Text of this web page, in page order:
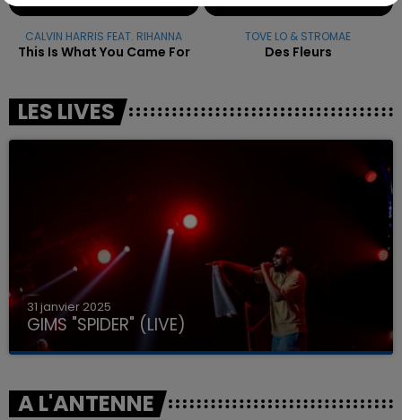
CALVIN HARRIS FEAT. RIHANNA
This Is What You Came For
TOVE LO & STROMAE
Des Fleurs
LES LIVES
31 janvier 2025
GIMS "SPIDER" (LIVE)
A L'ANTENNE